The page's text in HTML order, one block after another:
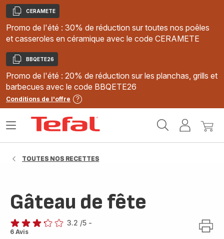
Copier
CERAMETE
Promo de l'été : 30% de réduction sur toutes nos poêles
et casseroles en céramique avec le code CERAMETE
Copier
BBQETE26
Promo de l'été : 20% de réduction sur les planchas, grills et
barbecues avec le code BBQETE26
Conditions de l'offre
MonMon
Ouvrir
TOUTES NOS RECETTES
Gâteau de fête
ratings.3.2
3.2 /5 -
6 Avis